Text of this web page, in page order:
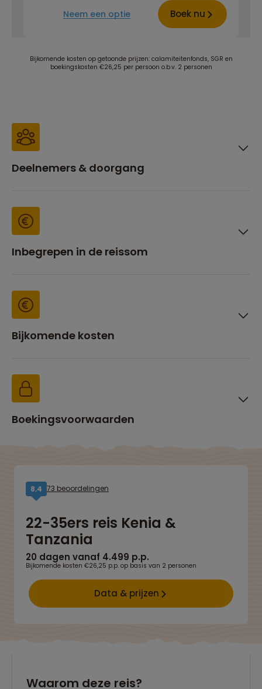
Neem een optie Boek nu
Bijkomende kosten op getoonde prijzen: calamiteitenfonds, SGR en
boekingskosten €26,25 per persoon o.b.v. 2 personen
Deelnemers & doorgang
Inbegrepen in de reissom
Bijkomende kosten
Boekingsvoorwaarden
8,4 73 beoordelingen
22-35ers reis Kenia &
Tanzania
20 dagen vanaf 4.499 p.p.
Bijkomende kosten €26,25 p.p. op basis van 2 personen
Data & prijzen
Waarom deze reis?